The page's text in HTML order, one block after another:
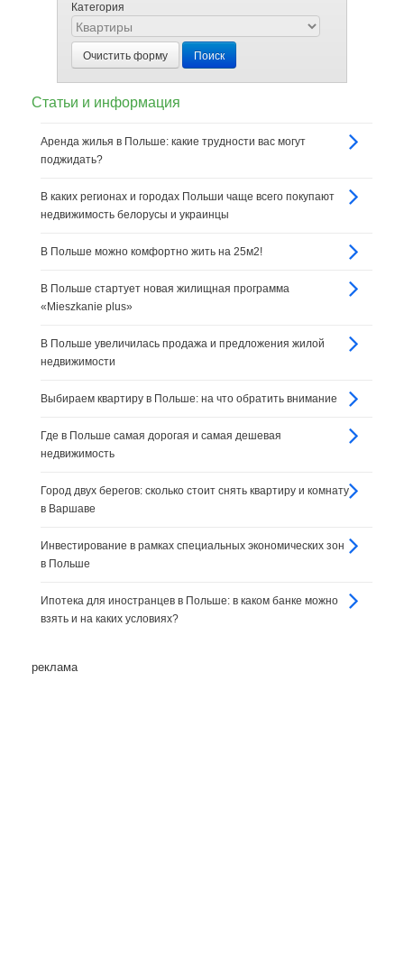
Категория
Очистить форму Поиск
Статьи и информация
Аренда жилья в Польше: какие трудности вас могут
поджидать?
В каких регионах и городах Польши чаще всего покупают
недвижимость белорусы и украинцы
В Польше можно комфортно жить на 25м2!
В Польше стартует новая жилищная программа
«Mieszkanie plus»
В Польше увеличилась продажа и предложения жилой
недвижимости
Выбираем квартиру в Польше: на что обратить внимание
Где в Польше самая дорогая и самая дешевая
недвижимость
Город двух берегов: сколько стоит снять квартиру и комнату
в Варшаве
Инвестирование в рамках специальных экономических зон
в Польше
Ипотека для иностранцев в Польше: в каком банке можно
взять и на каких условиях?
реклама